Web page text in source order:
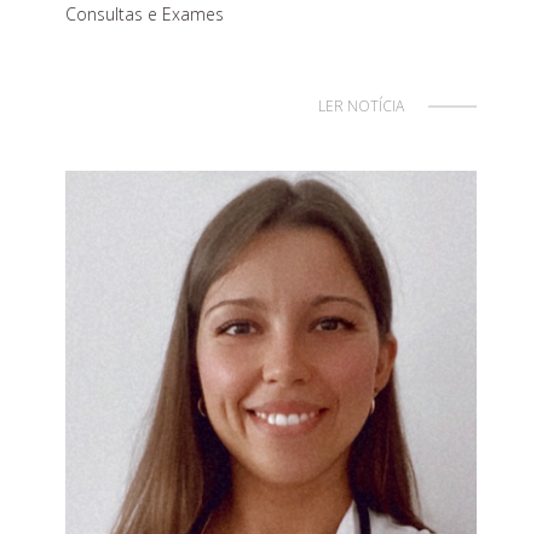
Consultas e Exames
LER NOTÍCIA